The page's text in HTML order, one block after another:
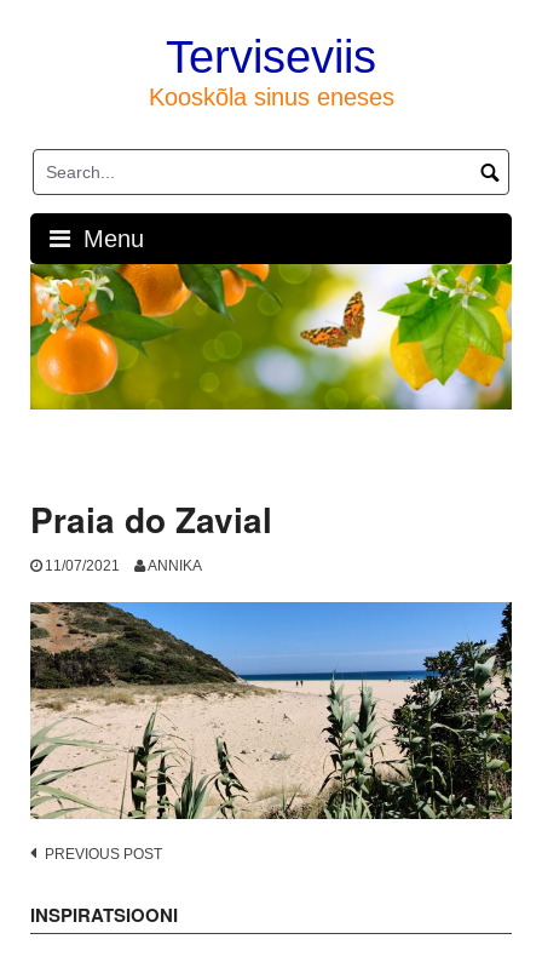
Terviseviis
Kooskõla sinus eneses
Menu
Praia do Zavial
11/07/2021 ANNIKA
Post
PREVIOUS POST
INSPIRATSIOONI